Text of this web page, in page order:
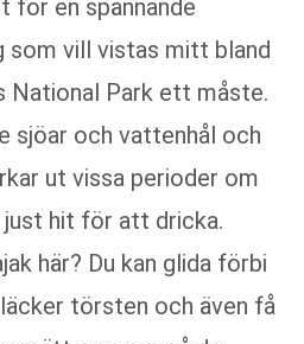
för en spännande
som vill vistas mitt bland
National Park ett måste.
sjöar och vattenhål och
ut vissa perioder om
hit för att dricka.
här? Du kan glida förbi
törsten och även få